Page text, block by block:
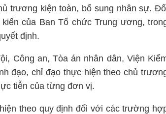
trương kiện toàn, bổ sung nhân sự.
của Ban Tổ chức Trung ương,
định.
Công an, Tòa án nhân dân, Viện
đạo, chỉ đạo thực hiện theo chủ
tiễn của từng đơn vị.
theo quy định đối với các trường